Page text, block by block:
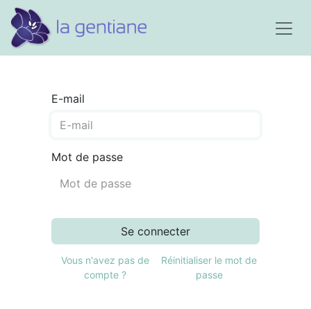
E-mail
Mot de passe
Se connecter
Vous n'avez pas de
compte ?
Réinitialiser le mot de
passe